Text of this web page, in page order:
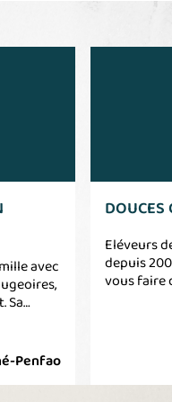
avec
Sa
possible.
Penfao
DOUCES
Eléveurs
depuis
vous faire